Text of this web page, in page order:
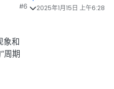
#6
象和
周期
2025年1月15日 上午6:28